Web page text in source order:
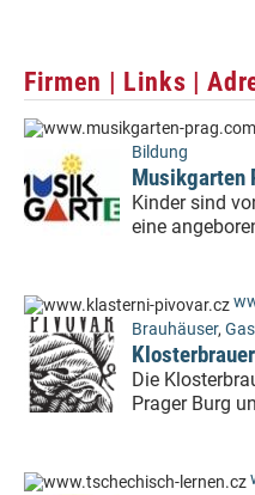
Firmen | Links |
Bildung
Musikgarten
Kinder sind
eine
Brauhäuser,
Die
Prager Burg